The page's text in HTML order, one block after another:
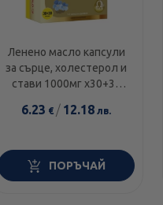
Ленено масло капсули
за сърце, холестерол и
стави 1000мг х30+30
6.23 € / 12.18 лв.
ПОРЪЧАЙ